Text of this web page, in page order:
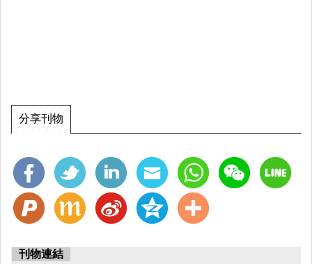
分享刊物
刊物連結